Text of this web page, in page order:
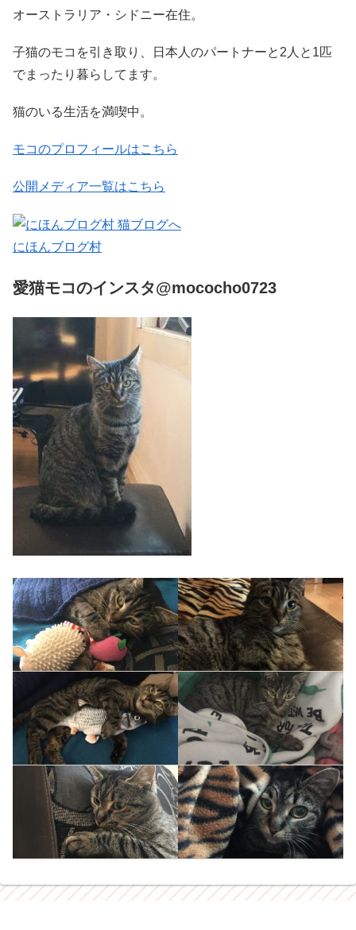
オーストラリア・シドニー在住。
子猫のモコを引き取り、日本人のパートナーと2人と1匹
でまったり暮らしてます。
猫のいる生活を満喫中。
モコのプロフィールはこちら
公開メディア一覧はこちら
にほんブログ村
愛猫モコのインスタ@mococho0723